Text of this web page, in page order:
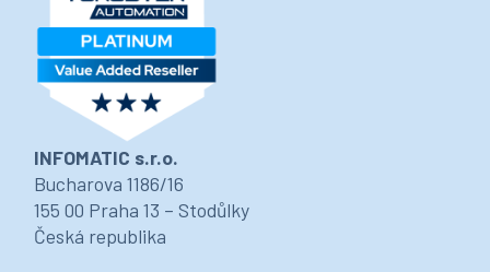
INFOMATIC s.r.o.
Bucharova 1186/16
155 00 Praha 13 – Stodůlky
Česká republika